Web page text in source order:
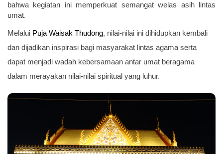
bahwa kegiatan ini memperkuat semangat welas asih lintas
umat.
Melalui Puja Waisak Thudong, nilai-nilai ini dihidupkan kembali
dan dijadikan inspirasi bagi masyarakat lintas agama serta
dapat menjadi wadah kebersamaan antar umat beragama
dalam merayakan nilai-nilai spiritual yang luhur.